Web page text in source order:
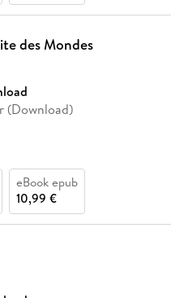
des Mondes
(Download)
eBook epub
10,99 €